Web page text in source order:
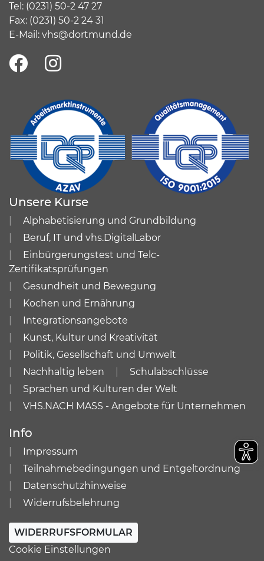
Tel: (0231) 50-2 47 27
Fax: (0231) 50-2 24 31
E-Mail: vhs@dortmund.de
Unsere Kurse
Alphabetisierung und Grundbildung
Beruf, IT und vhs.DigitalLabor
Einbürgerungstest und Telc-
Zertifikatsprüfungen
Gesundheit und Bewegung
Kochen und Ernährung
Integrationsangebote
Kunst, Kultur und Kreativität
Politik, Gesellschaft und Umwelt
Nachhaltig leben
Schulabschlüsse
Sprachen und Kulturen der Welt
VHS.NACH MASS - Angebote für Unternehmen
Info
Impressum
Teilnahmebedingungen und Entgeltordnung
Datenschutzhinweise
Widerrufsbelehrung
WIDERRUFSFORMULAR
Cookie Einstellungen